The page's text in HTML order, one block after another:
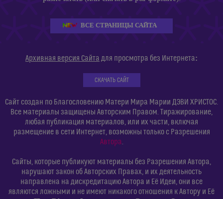
ВСЕ СТРАНИЦЫ САЙТА
Архивная версия Сайта для просмотра без Интернета:
СКАЧАТЬ САЙТ
Сайт создан по Благословению Матери Мира Марии ДЭВИ ХРИСТОС.
Все материалы защищены Авторским Правом. Тиражирование,
любая публикация материалов, или их части, включая
размещение в сети Интернет, возможны только с Разрешения
Автора
Сайты, которые публикуют материалы без Разрешения Автора,
нарушают закон об Авторских Правах, и их деятельность
направлена на дискредитацию Автора и Её Идеи, они все
являются ложными и не имеют никакого отношения к Автору и Её